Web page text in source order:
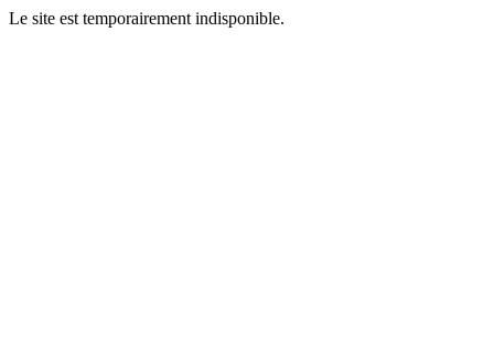
Le site est temporairement indisponible.